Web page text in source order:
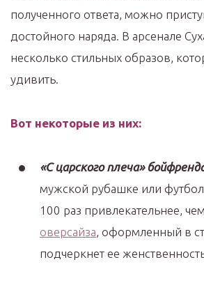
полученного ответа, можно
достойного наряда. В арсенале
несколько стильных образов,
удивить.
Вот некоторые из них:
«С царского плеча»
мужской рубашке или
100 раз привлекательнее,
оверсайза , оформленный в
подчеркнет ее